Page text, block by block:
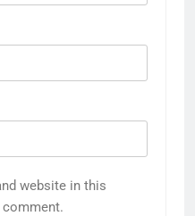
website in this